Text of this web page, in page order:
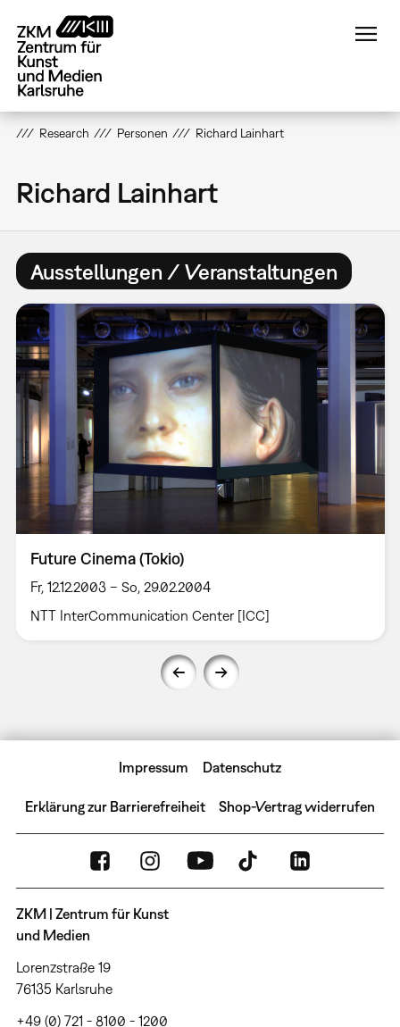
zum
Inhalt
Research Personen Richard Lainhart
Richard Lainhart
Ausstellungen / Veranstaltungen
Future Cinema (Tokio)
Fr, 12.12.2003 – So, 29.02.2004
NTT InterCommunication Center [ICC]
Impressum Datenschutz
Erklärung zur Barrierefreiheit Shop-Vertrag widerrufen
ZKM | Zentrum für Kunst
und Medien
Lorenzstraße 19
76135 Karlsruhe
+49 (0) 721 - 8100 - 1200